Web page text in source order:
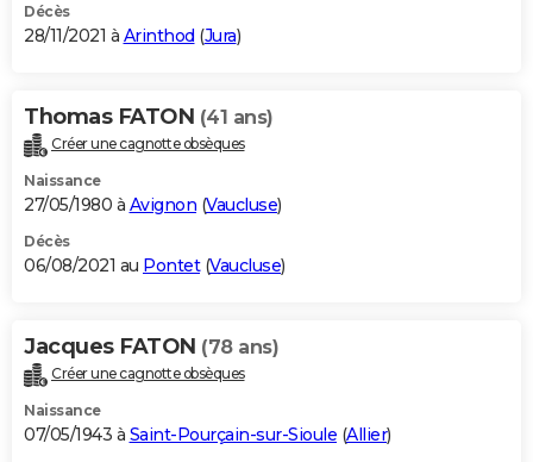
Décès
28/11/2021 à Arinthod (Jura)
Thomas FATON (41 ans)
Créer une cagnotte obsèques
Naissance
27/05/1980 à Avignon (Vaucluse)
Décès
06/08/2021 au Pontet(Vaucluse)
Jacques FATON (78 ans)
Créer une cagnotte obsèques
Naissance
07/05/1943 à Saint-Pourçain-sur-Sioule (Allier)